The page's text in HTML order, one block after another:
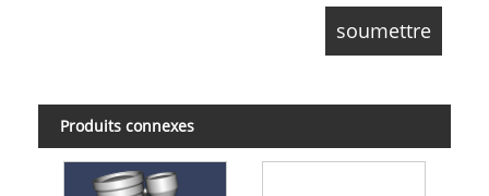
Produits connexes